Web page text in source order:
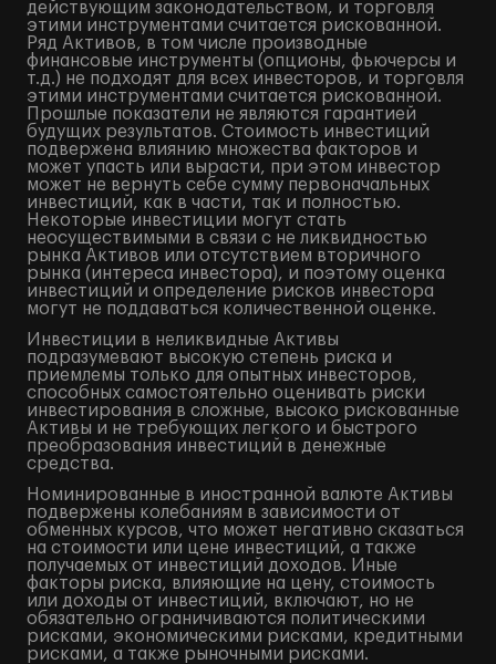
действующим законодательством, и торговля
этими инструментами считается рискованной.
Ряд Активов, в том числе производные
финансовые инструменты (опционы, фьючерсы и
т.д.) не подходят для всех инвесторов, и торговля
этими инструментами считается рискованной.
Прошлые показатели не являются гарантией
будущих результатов. Стоимость инвестиций
подвержена влиянию множества факторов и
может упасть или вырасти, при этом инвестор
может не вернуть себе сумму первоначальных
инвестиций, как в части, так и полностью.
Некоторые инвестиции могут стать
неосуществимыми в связи с не ликвидностью
рынка Активов или отсутствием вторичного
рынка (интереса инвестора), и поэтому оценка
инвестиций и определение рисков инвестора
могут не поддаваться количественной оценке.
Инвестиции в неликвидные Активы
подразумевают высокую степень риска и
приемлемы только для опытных инвесторов,
способных самостоятельно оценивать риски
инвестирования в сложные, высоко рискованные
Активы и не требующих легкого и быстрого
преобразования инвестиций в денежные
средства.
Номинированные в иностранной валюте Активы
подвержены колебаниям в зависимости от
обменных курсов, что может негативно сказаться
на стоимости или цене инвестиций, а также
получаемых от инвестиций доходов. Иные
факторы риска, влияющие на цену, стоимость
или доходы от инвестиций, включают, но не
обязательно ограничиваются политическими
рисками, экономическими рисками, кредитными
рисками, а также рыночными рисками.